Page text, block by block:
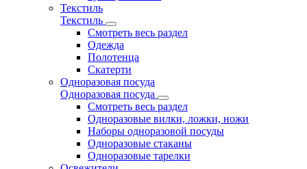
Текстиль
Текстиль
Смотреть весь раздел
Одежда
Полотенца
Скатерти
Одноразовая посуда
Одноразовая посуда
Смотреть весь раздел
Одноразовые вилки, ложки, ножи
Наборы одноразовой посуды
Одноразовые стаканы
Одноразовые тарелки